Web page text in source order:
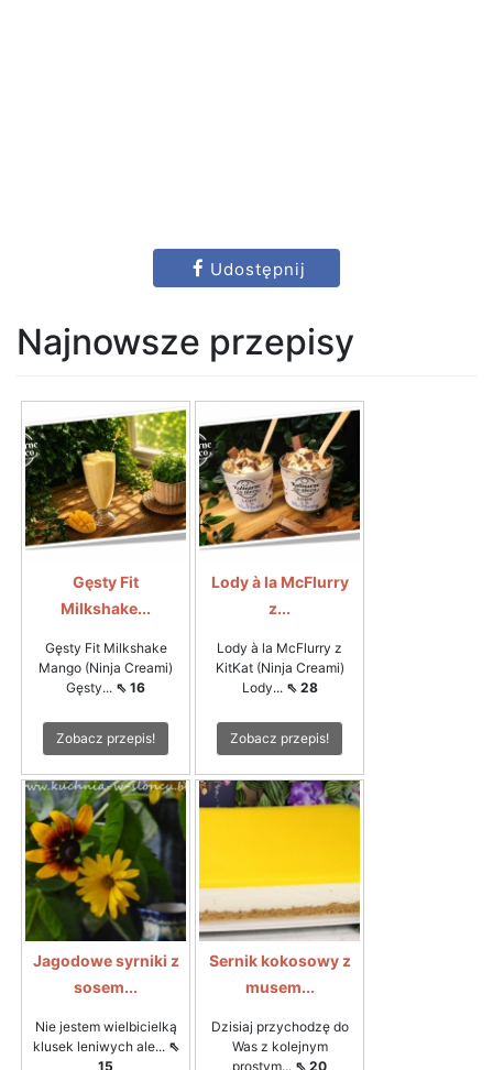
Udostępnij
Najnowsze przepisy
Gęsty Fit
Milkshake...
Gęsty Fit Milkshake
Mango (Ninja Creami)
Gęsty... ⇖ 16
Zobacz przepis!
Lody à la McFlurry
z...
Lody à la McFlurry z
KitKat (Ninja Creami)
Lody... ⇖ 28
Zobacz przepis!
Jagodowe syrniki z
sosem...
Nie jestem wielbicielką
klusek leniwych ale... ⇖
15
Sernik kokosowy z
musem...
Dzisiaj przychodzę do
Was z kolejnym
prostym... ⇖ 20